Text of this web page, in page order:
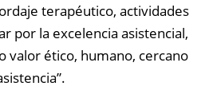
terapéutico, actividades
por la excelencia asistencial,
valor ético, humano, cercano